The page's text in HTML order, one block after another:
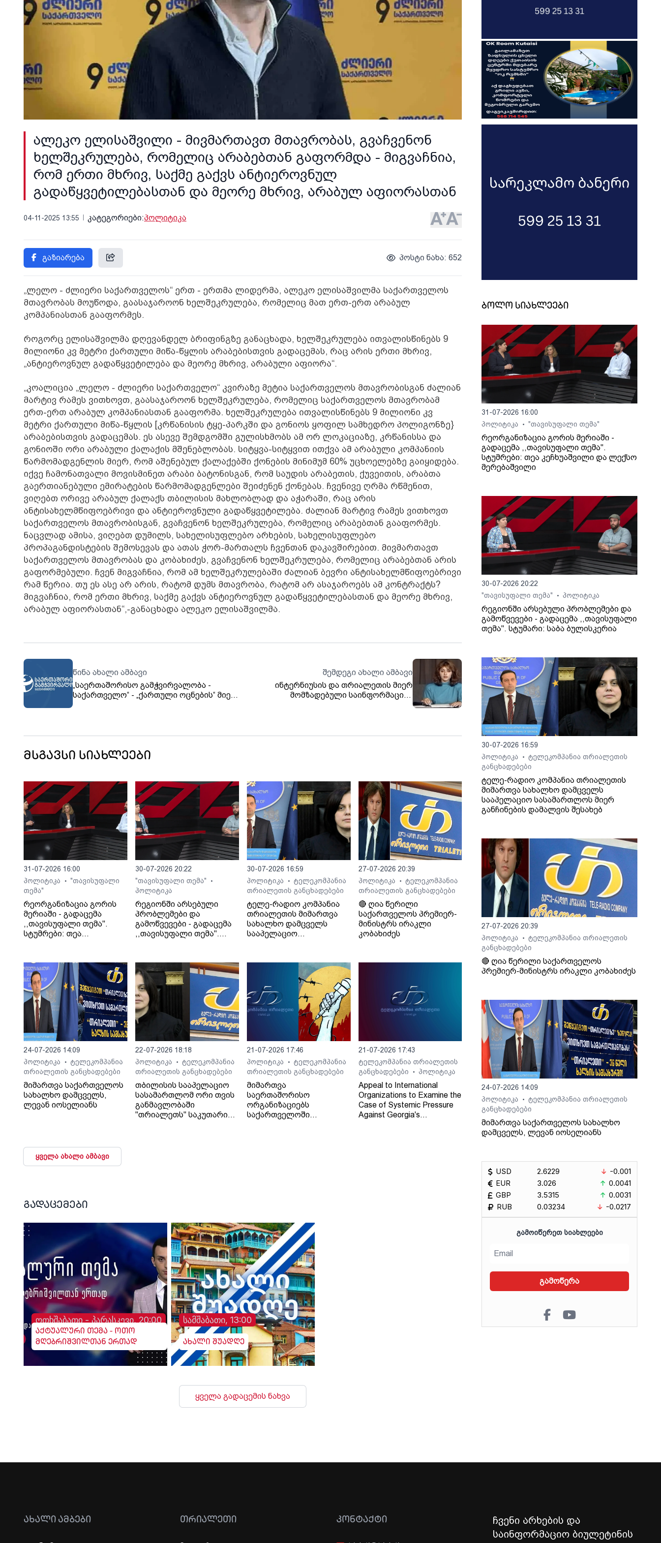
ალეკო ელისაშვილი - მივმართავთ მთავრობას, გვაჩვენონ
ხელშეკრულება, რომელიც არაბებთან გაფორმდა - მიგვაჩნია,
რომ ერთი მხრივ, საქმე გაქვს ანტიეროვნულ
გადაწყვეტილებასთან და მეორე მხრივ, არაბულ აფიორასთან
04-11-2025 13:55 კატეგორიები:პოლიტიკა
გაზიარება პოსტი ნახა: 652
„ლელო - ძლიერი საქართველოს“ ერთ - ერთმა ლიდერმა, ალეკო ელისაშვილმა საქართველოს
მთავრობას მოუწოდა, გაასაჯაროონ ხელშეკრულება, რომელიც მათ ერთ-ერთ არაბულ
კომპანიასთან გააფორმეს.
როგორც ელისაშვილმა დღევანდელ ბრიფინგზე განაცხადა, ხელშეკრულება ითვალისწინებს 9
მილიონი კვ მეტრი ქართული მიწა-წყლის არაბებისთვის გადაცემას, რაც არის ერთი მხრივ,
„ანტიეროვნულ გადაწყვეტილება და მეორე მხრივ, არაბული აფიორა“.
„კოალიცია „ლელო - ძლიერი საქართველო“ კვირაზე მეტია საქართველოს მთავრობისგან ძალიან
მარტივ რამეს ვითხოვთ, გაასაჯაროონ ხელშეკრულება, რომელიც საქართველოს მთავრობამ
ერთ-ერთ არაბულ კომპანიასთან გააფორმა. ხელშეკრულება ითვალისწინებს 9 მილიონი კვ
მეტრი ქართული მიწა-წყლის [კრწანისის ტყე-პარკში და გონიოს ყოფილ სამხედრო პოლიგონზე}
არაბებისთვის გადაცემას. ეს ასევე შემდგომში გულისხმობს ამ ორ ლოკაციაზე, კრწანისსა და
გონიოში ორი არაბული ქალაქის მშენებლობას. სიტყვა-სიტყვით ითქვა ამ არაბული კომპანიის
წარმომადგენლის მიერ, რომ აშენებულ ქალაქებში ქონების მინიმუმ 60% უცხოელებზე გაიყიდება.
იქვე ჩამონათვალი მოვისმინეთ არაბი ბატონისგან, რომ საუდის არაბეთის, ქუვეითის, არაბთა
გაერთიანებული ემირატების წარმომადგენლები შეიძენენ ქონებას. ჩვენივე ღრმა რწმენით,
ვიღებთ ორივე არაბულ ქალაქს თბილისის მახლობლად და აჭარაში, რაც არის
ანტისახელმწიფოებრივი და ანტიეროვნული გადაწყვეტილება. ძალიან მარტივ რამეს ვითხოვთ
საქართველოს მთავრობისგან, გვაჩვენონ ხელშეკრულება, რომელიც არაბებთან გააფორმეს.
ნაცვლად ამისა, ვიღებთ დუმილს, სახელისუფლებო არხების, სახელისუფლებო
პროპაგანდისტების შემოსევას და ათას ჭორ-მართალს ჩვენთან დაკავშირებით. მივმართავთ
საქართველოს მთავრობას და კობახიძეს, გვაჩვენონ ხელშეკრულება, რომელიც არაბებთან არის
გაფორმებული. ჩვენ მიგვაჩნია, რომ ამ ხელშეკრულებაში ძალიან ბევრი ანტისახელმწიფოებრივი
რამ წერია. თუ ეს ასე არ არის, რატომ დუმს მთავრობა, რატომ არ ასაჯაროებს ამ კონტრაქტს?
მიგვაჩნია, რომ ერთი მხრივ, საქმე გაქვს ანტიეროვნულ გადაწყვეტილებასთან და მეორე მხრივ,
არაბულ აფიორასთან“,-განაცხადა ალეკო ელისაშვილმა.
წინა ახალი ამბავი
„საერთაშორისო გამჭვირვალობა -
საქართველო“ - „ქართული ოცნების“ მიერ
შემდეგი ახალი ამბავი
ინტერნიუსის და თრიალეთის მიერ
მომზადებული საინფორმაციო.
"თრიალეთის" არქივიდან.
მსგავსი სიახლეები
31-07-2026 16:00
პოლიტიკა
• "თავისუფალი
თემა"
რეორგანიზაცია გორის
მერიაში - გადაცემა
,,თავისუფალი თემა".
სტუმრები: თეა
30-07-2026 20:22
"თავისუფალი თემა"
•
პოლიტიკა
რეგიონში არსებული
პრობლემები და
გამოწვევები - გადაცემა
,,თავისუფალი თემა".
30-07-2026 16:59
პოლიტიკა
• ტელეკომპანია
თრიალეთის განცხადებები
ტელე-რადიო კომპანია
თრიალეთის მიმართვა
სახალხო დამცველს
სააპელაციო
შესახებ
27-07-2026 20:39
პოლიტიკა
• ტელეკომპანია
თრიალეთის განცხადებები
🔴 ღია წერილი
საქართველოს პრემიერ-
მინისტრს ირაკლი
კობახიძეს
24-07-2026 14:09
პოლიტიკა
• ტელეკომპანია
თრიალეთის განცხადებები
მიმართვა საქართველოს
სახალხო დამცველს,
ლევან იოსელიანს
22-07-2026 18:18
პოლიტიკა
• ტელეკომპანია
თრიალეთის განცხადებები
თბილისის სააპელაციო
სასამართლომ ორი თვის
განმავლობაში
"თრიალეთს" საკუთარი
21-07-2026 17:46
პოლიტიკა
• ტელეკომპანია
თრიალეთის განცხადებები
მიმართვა
საერთაშორისო
ორგანიზაციებს
საქართველოში
21-07-2026 17:43
ტელეკომპანია თრიალეთის
განცხადებები
• პოლიტიკა
Appeal to International
Organizations to Examine the
Case of Systemic Pressure
Against Georgia's
ყველა ახალი ამბავი
გადაცემები
ოთხშაბათი - პარასკევი, 20:00
აქტუალური თემა - ოთო
მღებრიშვილთან ერთად
სამშაბათი, 13:00
ახალი შუადღე
ყველა გადაცემის ნახვა
ბოლო სიახლეები
31-07-2026 16:00
პოლიტიკა
• "თავისუფალი თემა"
რეორგანიზაცია გორის მერიაში -
გადაცემა ,,თავისუფალი თემა".
სტუმრები: თეა კეჩხუაშვილი და ლექსო
მერებაშვილი
30-07-2026 20:22
"თავისუფალი თემა"
• პოლიტიკა
რეგიონში არსებული პრობლემები და
გამოწვევები - გადაცემა ,,თავისუფალი
თემა". სტუმარი: საბა ბულისკერია
30-07-2026 16:59
პოლიტიკა
•
ტელეკომპანია თრიალეთის
განცხადებები
ტელე-რადიო კომპანია თრიალეთის
მიმართვა სახალხო დამცველს
სააპელაციო სასამართლოს მიერ
განჩინების დამალვის შესახებ
27-07-2026 20:39
პოლიტიკა
•
ტელეკომპანია თრიალეთის
განცხადებები
🔴 ღია წერილი საქართველოს
პრემიერ-მინისტრს ირაკლი კობახიძეს
24-07-2026 14:09
პოლიტიკა
•
ტელეკომპანია თრიალეთის
განცხადებები
მიმართვა საქართველოს სახალხო
დამცველს, ლევან იოსელიანს
USD
EUR
GBP
RUB
2.6229
3.026
3.5315
0.03234
-0.001
0.0041
0.0031
-0.0217
ᲒᲐᲛᲝᲘᲬᲔᲠᲔᲗ ᲡᲘᲐᲮᲚᲔᲔᲑᲘ
გამოწერა
ᲐᲮᲐᲚᲘ ᲐᲛᲑᲔᲑᲘ ᲗᲠᲘᲐᲚᲔᲗᲘ ᲙᲝᲜᲢᲐᲥᲢᲘ
ჩვენი არხების და
საინფორმაციო ბიულეტინის